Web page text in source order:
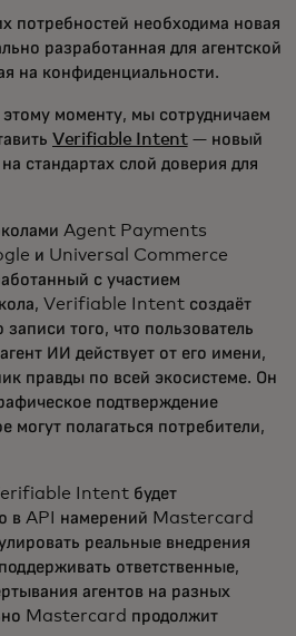
потребностей необходима новая
разработанная для агентской
на конфиденциальности.
этому моменту, мы сотрудничаем
Verifiable Intent— новый
стандартах слой доверия для
Agent Payments
и Universal Commerce
с участием
Verifiable Intent создаёт
того, что пользователь
ИИ действует от его имени,
правды по всей экосистеме. Он
подтверждение
могут полагаться потребители,
Intent будет
в API намерений Mastercard
реальные внедрения
ответственные,
агентов на разных
Mastercard продолжит